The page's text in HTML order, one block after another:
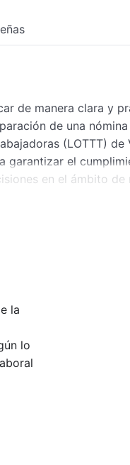
de manera clara y
de una
(LOTTT)
garantizar el
en el ámbito de
uno de los
horas extras,
al participante
que
Asimismo,
del
la
lo